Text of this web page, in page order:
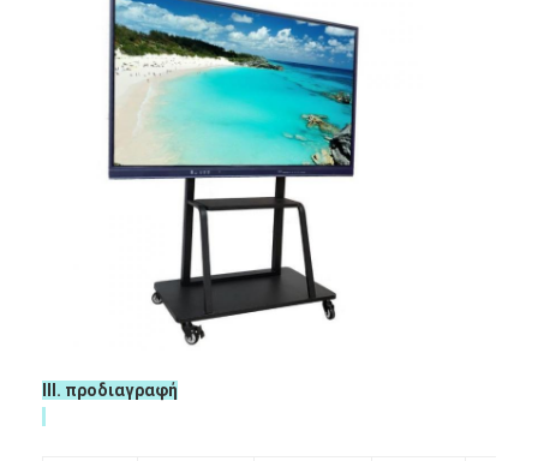
Ψηφιακή διαφημιστική οθόνη
φορητή έξυπνη οθόνη
ΙΙΙ. προδιαγραφή